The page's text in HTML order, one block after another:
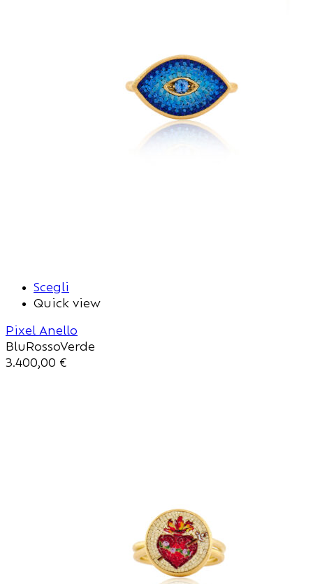
Scegli
Quick view
Pixel Anello
BluRossoVerde
3.400,00 €